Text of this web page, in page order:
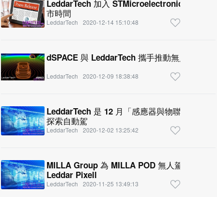
LeddarTech 加入 STMicroelectronics 合作夥
市時間
LeddarTech 2020-12-14 15:10:48
dSPACE 與 LeddarTech 攜手推動無人駕駛
LeddarTech 2020-12-09 18:38:48
LeddarTech 是 12 月「感應器與物聯網虛擬
探索自動駕
LeddarTech 2020-12-02 13:25:42
MILLA Group 為 MILLA POD 無人駕駛穿梭
Leddar Pixell
LeddarTech 2020-11-25 13:49:13